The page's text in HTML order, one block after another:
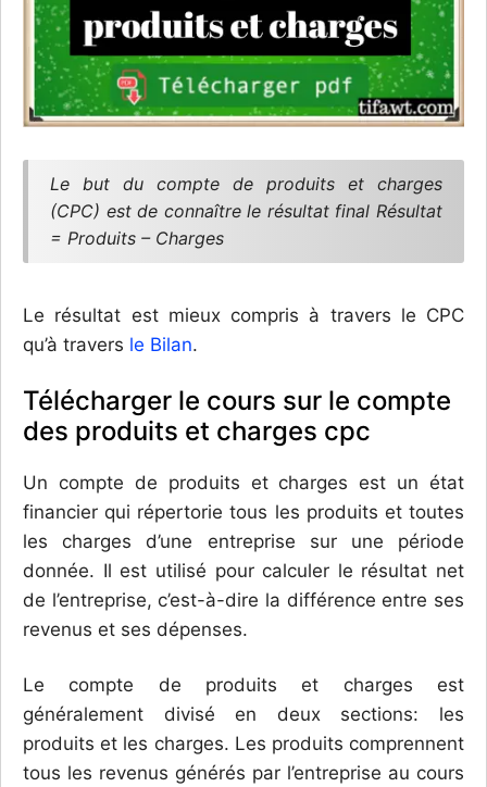
Le but du compte de produits et charges
(CPC) est de connaître le résultat final Résultat
= Produits – Charges
Le résultat est mieux compris à travers le CPC
qu’à travers le Bilan.
Télécharger le cours sur le compte
des produits et charges cpc
Un compte de produits et charges est un état
financier qui répertorie tous les produits et toutes
les charges d’une entreprise sur une période
donnée. Il est utilisé pour calculer le résultat net
de l’entreprise, c’est-à-dire la différence entre ses
revenus et ses dépenses.
Le compte de produits et charges est
généralement divisé en deux sections: les
produits et les charges. Les produits comprennent
tous les revenus générés par l’entreprise au cours